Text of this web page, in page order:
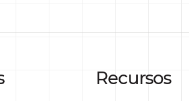
Recursos